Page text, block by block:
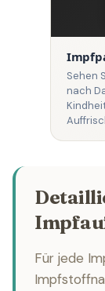
Sehen
nach
Für jede